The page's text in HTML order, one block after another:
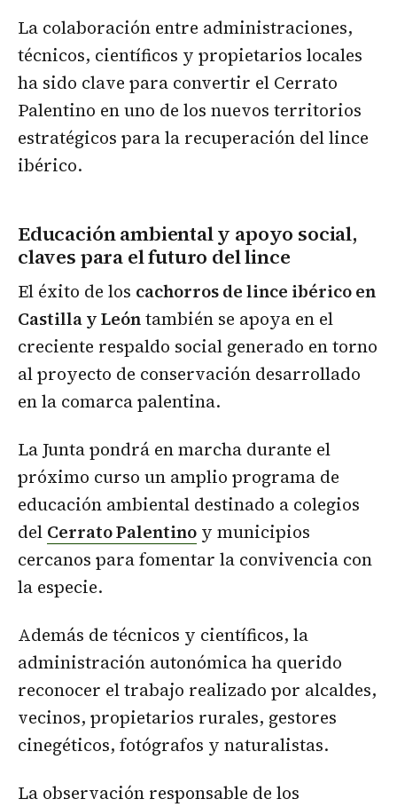
La colaboración entre administraciones,
técnicos, científicos y propietarios locales
ha sido clave para convertir el Cerrato
Palentino en uno de los nuevos territorios
estratégicos para la recuperación del lince
ibérico.
Educación ambiental y apoyo social,
claves para el futuro del lince
El éxito de los cachorros de lince ibérico en
Castilla y Leóntambién se apoya en el
creciente respaldo social generado en torno
al proyecto de conservación desarrollado
en la comarca palentina.
La Junta pondrá en marcha durante el
próximo curso un amplio programa de
educación ambiental destinado a colegios
del Cerrato Palentino y municipios
cercanos para fomentar la convivencia con
la especie.
Además de técnicos y científicos, la
administración autonómica ha querido
reconocer el trabajo realizado por alcaldes,
vecinos, propietarios rurales, gestores
cinegéticos, fotógrafos y naturalistas.
La observación responsable de los